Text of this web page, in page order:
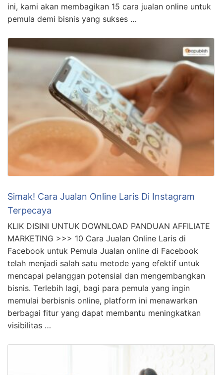
ini, kami akan membagikan 15 cara jualan online untuk
pemula demi bisnis yang sukses …
Simak! Cara Jualan Online Laris Di Instagram
Terpecaya
KLIK DISINI UNTUK DOWNLOAD PANDUAN AFFILIATE
MARKETING >>> 10 Cara Jualan Online Laris di
Facebook untuk Pemula Jualan online di Facebook
telah menjadi salah satu metode yang efektif untuk
mencapai pelanggan potensial dan mengembangkan
bisnis. Terlebih lagi, bagi para pemula yang ingin
memulai berbisnis online, platform ini menawarkan
berbagai fitur yang dapat membantu meningkatkan
visibilitas …